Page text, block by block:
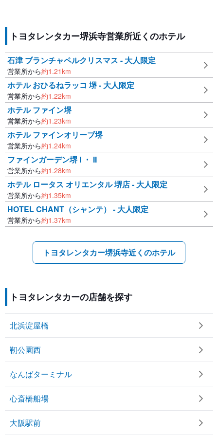
トヨタレンタカー堺浜寺営業所近くのホテル
石津 ブランチャペルクリスマス - 大人限定
営業所から約1.21km
ホテル おひるねラッコ 堺 - 大人限定
営業所から約1.22km
ホテル ファイン堺
営業所から約1.23km
ホテル ファインオリーブ堺
営業所から約1.24km
ファインガーデン堺 I ・ II
営業所から約1.28km
ホテル ロータス オリエンタル 堺店 - 大人限定
営業所から約1.35km
HOTEL CHANT（シャンテ） - 大人限定
営業所から約1.37km
トヨタレンタカー堺浜寺近くのホテル
トヨタレンタカーの店舗を探す
北浜淀屋橋
靭公園西
なんばターミナル
心斎橋船場
大阪駅前